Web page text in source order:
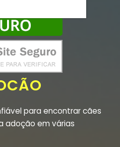
para encontrar cães
adoção em várias